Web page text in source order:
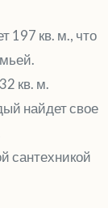
197 кв. м., что
кв. м.
найдет свое
сантехникой